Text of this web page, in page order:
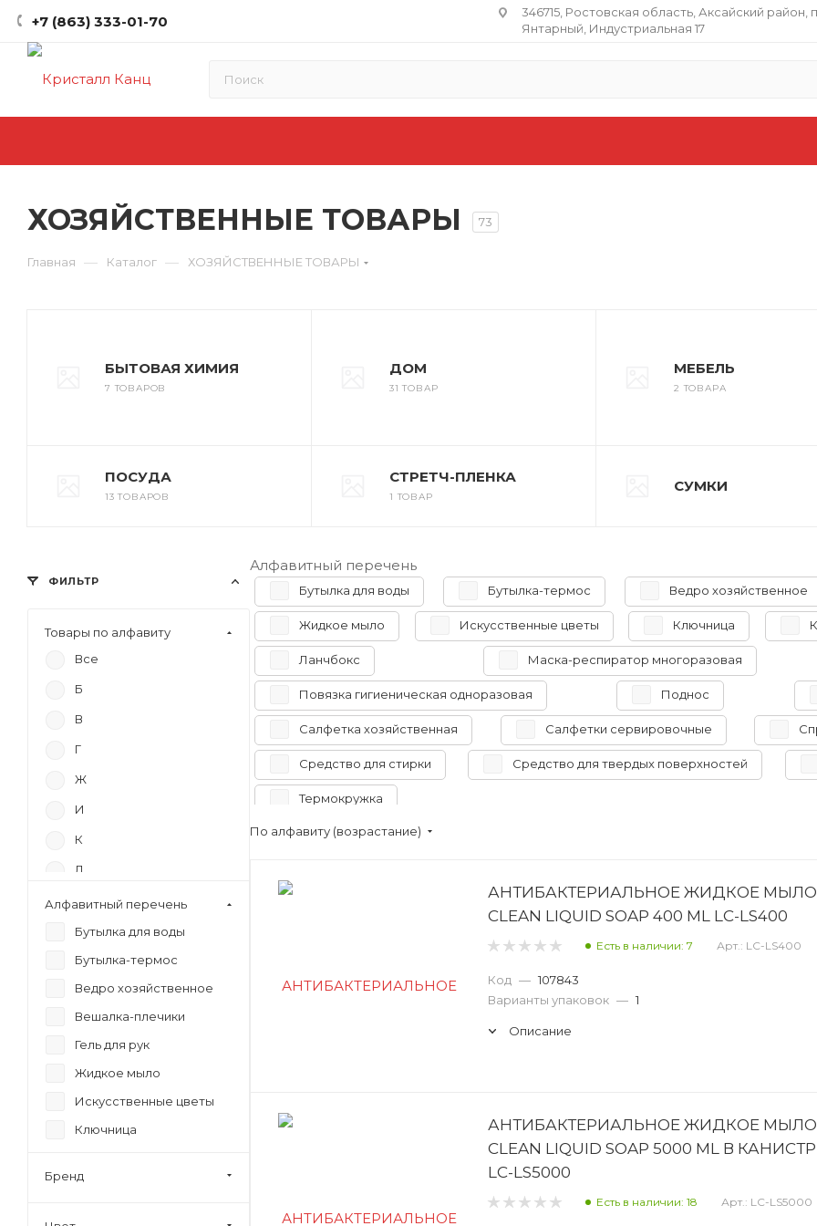
+7 (863) 333-01-70
346715, Ростовская область​, Аксайский район,
Янтарный, Индустриальная 17
ХОЗЯЙСТВЕННЫЕ ТОВАРЫ 73
Главная — Каталог — ХОЗЯЙСТВЕННЫЕ ТОВАРЫ
БЫТОВАЯ ХИМИЯ
7 ТОВАРОВ
ДОМ
31 ТОВАР
МЕБЕЛЬ
2 ТОВАРА
ПОСУДА
13 ТОВАРОВ
СТРЕТЧ-ПЛЕНКА
1 ТОВАР
СУМКИ
Алфавитный перечень
Бутылка для воды Бутылка-термос Ведро хозяйственное
Жидкое мыло Искусственные цветы Ключница
Ланчбокс Маска-респиратор многоразовая
Повязка гигиеническая одноразовая Поднос
Салфетка хозяйственная Салфетки сервировочные
Средство для стирки Средство для твердых поверхностей
Термокружка
По алфавиту (возрастание)
АНТИБАКТЕРИАЛЬНОЕ ЖИДКОЕ МЫЛО
CLEAN LIQUID SOAP 400 ML LC-LS400
Есть в наличии: 7 Арт.: LC-LS400
Код — 107843
Варианты упаковок — 1
Описание
АНТИБАКТЕРИАЛЬНОЕ ЖИДКОЕ МЫЛО
CLEAN LIQUID SOAP 5000 ML В
LC-LS5000
Есть в наличии: 18 Арт.: LC-LS5000
ФИЛЬТР
Товары по алфавиту
Все
Б
В
Г
Ж
И
К
Л
М
П
С
Т
Алфавитный перечень
Бутылка для воды
Бутылка-термос
Ведро хозяйственное
Вешалка-плечики
Гель для рук
Жидкое мыло
Искусственные цветы
Ключница
Корзина универсальная
Бренд